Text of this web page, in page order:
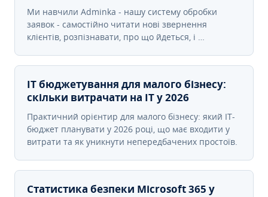
Ми навчили Adminka - нашу систему обробки
заявок - самостійно читати нові звернення
клієнтів, розпізнавати, про що йдеться, і …
IT бюджетування для малого бізнесу:
скільки витрачати на IT у 2026
Практичний орієнтир для малого бізнесу: який IT-
бюджет планувати у 2026 році, що має входити у
витрати та як уникнути непередбачених простоїв.
Статистика безпеки Microsoft 365 у